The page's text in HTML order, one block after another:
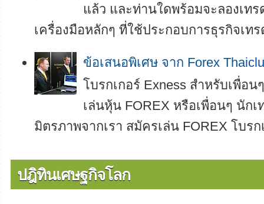
แล้ว และท่านใดพร้อมจะลองเทร
เครื่องมือหลักๆ ที่ใช้ประกอบการธุรกิจเทร
ข้อเสนอพิเศษ จาก Forex
โบรกเกอร์ Exness สำหรับเพื่อ
เล่นหุ้น FOREX หรือเพื่อนๆ นัก
มิตรภาพจากเรา สมัครเล่น FOREX โบรก
ปฎิทินเศษฐกิจโลก